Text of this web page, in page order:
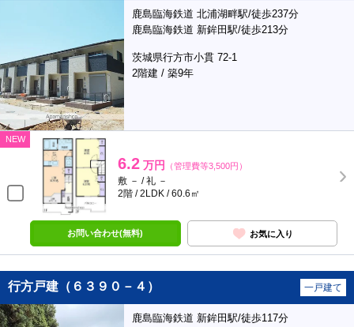
鹿島臨海鉄道 北浦湖畔駅/徒歩237分
鹿島臨海鉄道 新鉾田駅/徒歩213分
茨城県行方市小貫 72-1
2階建 / 築9年
NEW
6.2 万円 （管理費等3,500円）
敷 － / 礼 －
2階 / 2LDK / 60.6㎡
お問い合わせ(無料) お気に入り
行方戸建（６３９０－４） 一戸建て
鹿島臨海鉄道 新鉾田駅/徒歩117分